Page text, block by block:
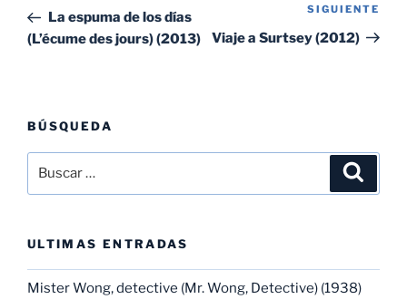
entradas
anterior:
La espuma de los días
(L’écume des jours) (2013)
SIGUIENTE
Viaje a Surtsey (2012)
BÚSQUEDA
por:
ULTIMAS ENTRADAS
Mister Wong, detective (Mr. Wong, Detective) (1938)